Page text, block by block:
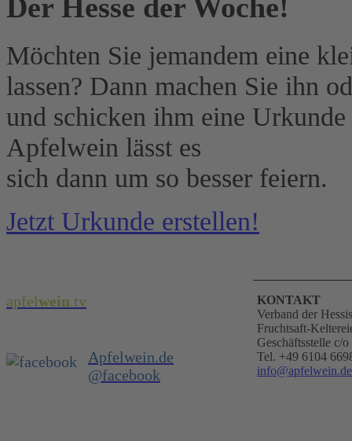
Der Hesse der Woche!
Möchten Sie jemandem eine
lassen? Dann machen Sie ihn
und schicken ihm eine
Apfelwein lässt es
sich dann um so besser feiern.
Jetzt Urkunde erstellen!
apfelwein.tv
KONTAKT
Verband der
Fruchtsaft-
Geschäftsstelle c/
Tel. +49 6104
info@apfelwein.de
Apfelwein.de
@facebook